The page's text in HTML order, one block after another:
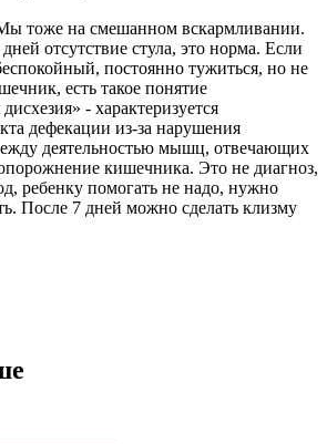
тоже на смешанном вскармливании.
отсутствие стула, это норма. Если
постоянно тужиться, но не
есть такое понятие
- характеризуется
дефекации из-за нарушения
деятельностью мышц, отвечающих
кишечника. Это не диагноз,
ребенку помогать не надо, нужно
После 7 дней можно сделать клизму